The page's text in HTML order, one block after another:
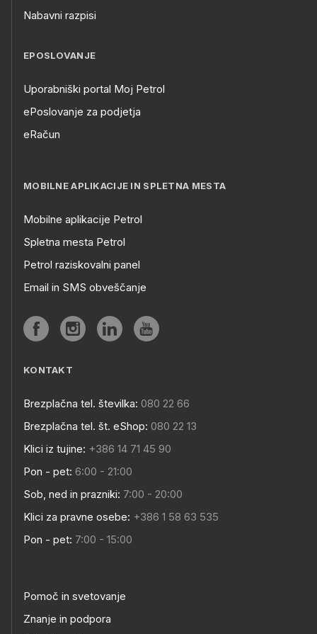
Nabavni razpisi
EPOSLOVANJE
Uporabniški portal Moj Petrol
ePoslovanje za podjetja
eRačun
MOBILNE APLIKACIJE IN SPLETNA MESTA
Mobilne aplikacije Petrol
Spletna mesta Petrol
Petrol raziskovalni panel
Email in SMS obveščanje
KONTAKT
Brezplačna tel. številka: 080 22 66
Brezplačna tel. št. eShop: 080 22 13
Klici iz tujine: +386 14 71 45 90
Pon - pet: 6:00 - 21:00
Sob, ned in prazniki: 7:00 - 20:00
Klici za pravne osebe: +386 1 58 63 535
Pon - pet: 7:00 - 15:00
Pomoč in svetovanje
Znanje in podpora